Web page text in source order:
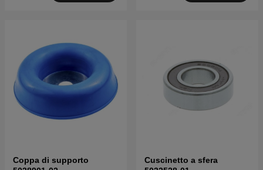
Coppa di supporto
Cuscinetto a sfera